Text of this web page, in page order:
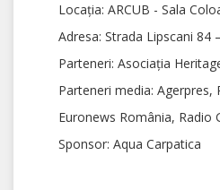
Locația: ARCUB - Sala
Adresa: Strada Lipscani 84
Parteneri: Asociația
Parteneri media: Agerpres,
Euronews România, Radio
Sponsor: Aqua Carpatica